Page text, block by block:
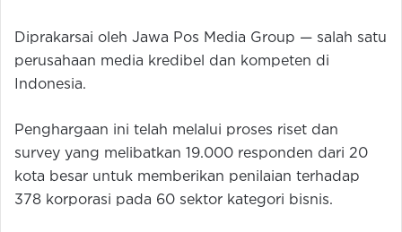
Diprakarsai oleh Jawa Pos Media Group — salah satu
perusahaan media kredibel dan kompeten di
Indonesia.
Penghargaan ini telah melalui proses riset dan
survey yang melibatkan 19.000 responden dari 20
kota besar untuk memberikan penilaian terhadap
378 korporasi pada 60 sektor kategori bisnis.